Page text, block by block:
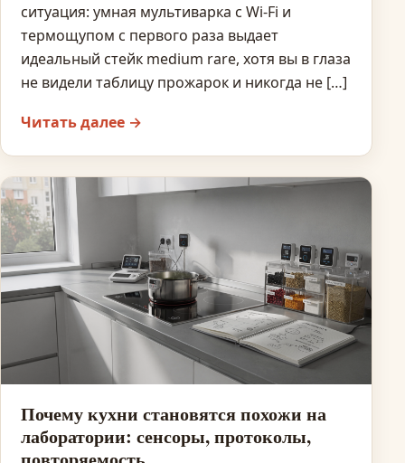
ситуация: умная мультиварка с Wi-Fi и
термощупом с первого раза выдает
идеальный стейк medium rare, хотя вы в глаза
не видели таблицу прожарок и никогда не […]
Читать далее →
Почему кухни становятся похожи на
лаборатории: сенсоры, протоколы,